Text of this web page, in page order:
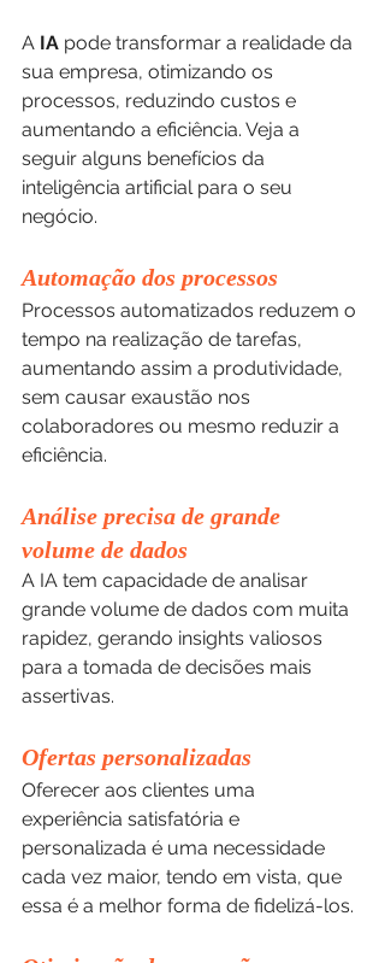
A IA pode transformar a realidade da
sua empresa, otimizando os
processos, reduzindo custos e
aumentando a eficiência. Veja a
seguir alguns benefícios da
inteligência artificial para o seu
negócio.
Automação dos processos
Processos automatizados reduzem o
tempo na realização de tarefas,
aumentando assim a produtividade,
sem causar exaustão nos
colaboradores ou mesmo reduzir a
eficiência.
Análise precisa de grande
volume de dados
A IA tem capacidade de analisar
grande volume de dados com muita
rapidez, gerando insights valiosos
para a tomada de decisões mais
assertivas.
Ofertas personalizadas
Oferecer aos clientes uma
experiência satisfatória e
personalizada é uma necessidade
cada vez maior, tendo em vista, que
essa é a melhor forma de fidelizá-los.